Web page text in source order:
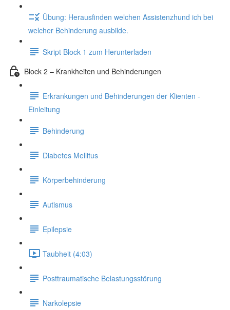
Übung: Herausfinden welchen Assistenzhund ich bei
welcher Behinderung ausbilde.
Skript Block 1 zum Herunterladen
Block 2 – Krankheiten und Behinderungen
Erkrankungen und Behinderungen der Klienten -
Einleitung
Behinderung
Diabetes Mellitus
Körperbehinderung
Autismus
Epilepsie
Taubheit (4:03)
Posttraumatische Belastungsstörung
Narkolepsie